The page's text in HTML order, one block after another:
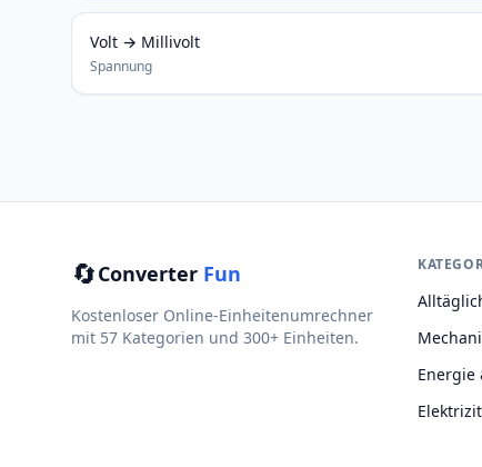
Volt → Millivolt
Spannung
🔄Converter Fun
Kostenloser Online-Einheitenumrechner
mit 57 Kategorien und 300+ Einheiten.
Energie